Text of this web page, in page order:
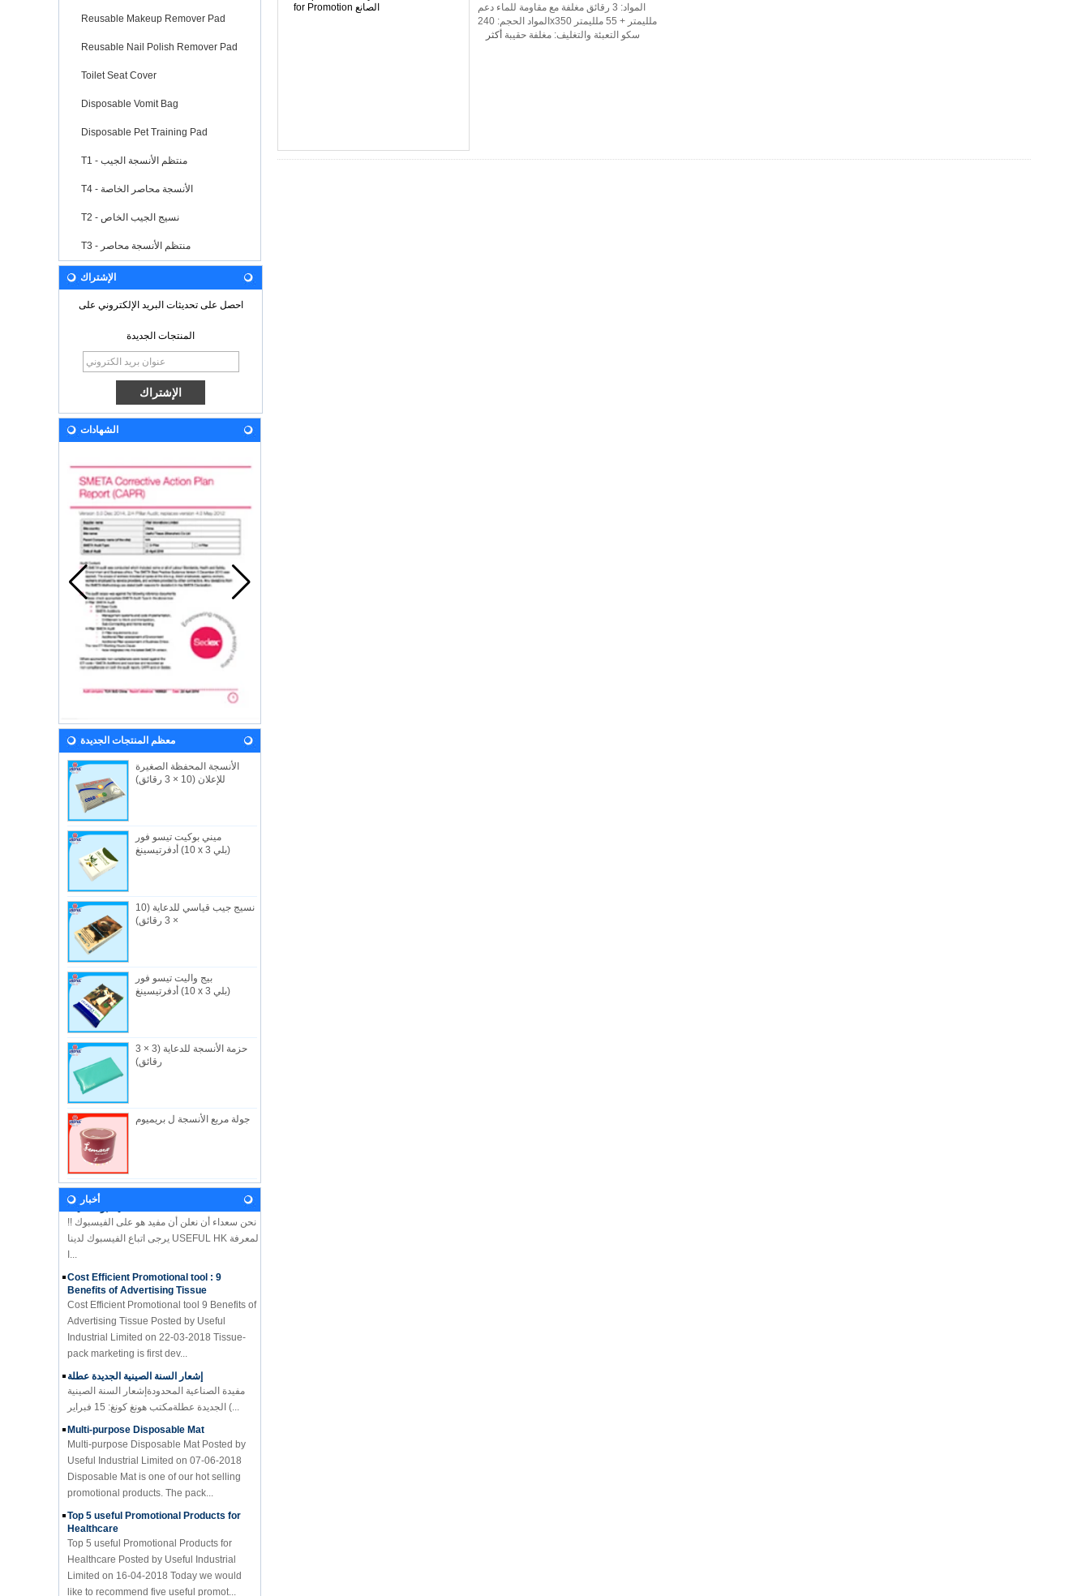
Reusable Makeup Remover Pad
Reusable Nail Polish Remover Pad
Toilet Seat Cover
Disposable Vomit Bag
Disposable Pet Training Pad
T1 - منتظم الأنسجة الجيب
T4 - الأنسجة محاصر الخاصة
T2 - نسيج الجيب الخاص
T3 - منتظم الأنسجة محاصر
الإشتراك
احصل على تحديثات البريد الإلكتروني على
المنتجات الجديدة
الشهادات
معظم المنتجات الجديدة
الأنسجة المحفظة الصغيرة
للإعلان (10 × 3 رقائق)
ميني بوكيت تيسو فور
أدفرتيسينغ (10 x 3 بلي)
نسيج جيب قياسي للدعاية (10
× 3 رقائق)
بيج واليت تيسو فور
أدفرتيسينغ (10 x 3 بلي)
حزمة الأنسجة للدعاية (3 × 3
رقائق)
جولة مربع الأنسجة ل بريميوم
أخبار
من نحن
هي شركه مصنعه في هونج كونج متخصصة في
المن...
أخبار
دعونا تأتي وزيارتنا خلال معرض الطفل 2018!
ونحن نتطلع إلى رؤيتكم هناك! هون هونغ الطفل
...
رؤيتنا
وفي المستقبل ، ستستمر الفائدة في تطوير
المبادئ والقيم المستمدة من اسم الشركة
الفيسبوك مفيدة
نحن سعداء أن نعلن أن مفيد هو على الفيسبوك !!
يرجى اتباع الفيسبوك لدينا USEFUL HK لمعرفة
ا...
Cost Efficient Promotional tool : 9
Benefits of Advertising Tissue
Cost Efficient Promotional tool 9 Benefits of
Advertising Tissue Posted by Useful
Industrial Limited on 22-03-2018 Tissue-
pack marketing is first dev...
إشعار السنة الصينية الجديدة عطلة
مفيدة الصناعية المحدودةإشعار السنة الصينية
الجديدة عطلةمكتب هونغ كونغ: 15 فبراير (...
Multi-purpose Disposable Mat
Multi-purpose Disposable Mat Posted by
Useful Industrial Limited on 07-06-2018
Disposable Mat is one of our hot selling
promotional products. The pack...
Top 5 useful Promotional Products for
Healthcare
Top 5 useful Promotional Products for
Healthcare Posted by Useful Industrial
Limited on 16-04-2018 Today we would
like to recommend five useful promot...
المواد: 3 رقائق مغلفة مع مقاومة للماء دعم
المواد الحجم: 240x350 ملليمتر + 55 ملليمتر
سكو التعبئة والتغليف: مغلفة حقيبة أكثر